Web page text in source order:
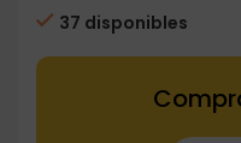
37 disponibles
Dartstore